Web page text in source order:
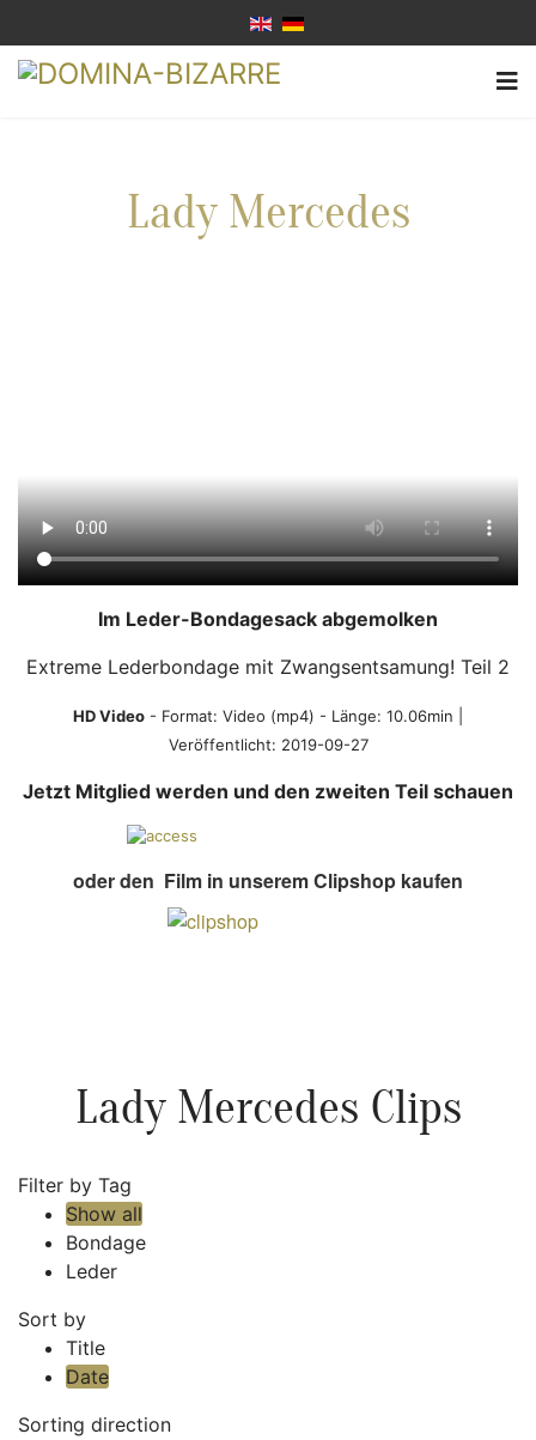
Lady Mercedes
Im Leder-Bondagesack abgemolken
Extreme Lederbondage mit Zwangsentsamung! Teil 2
HD Video - Format: Video (mp4) - Länge: 10.06min |
Veröffentlicht: 2019-09-27
Jetzt Mitglied werden und den zweiten Teil schauen
oder den Film in unserem Clipshop kaufen
Lady Mercedes Clips
Filter by Tag
Show all
Bondage
Leder
Sort by
Title
Date
Sorting direction